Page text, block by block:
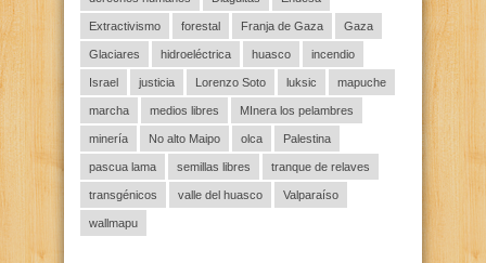
Extractivismo forestal Franja de Gaza Gaza
Glaciares hidroeléctrica huasco incendio
Israel justicia Lorenzo Soto luksic mapuche
marcha medios libres MInera los pelambres
minería No alto Maipo olca Palestina
pascua lama semillas libres tranque de relaves
transgénicos valle del huasco Valparaíso
wallmapu